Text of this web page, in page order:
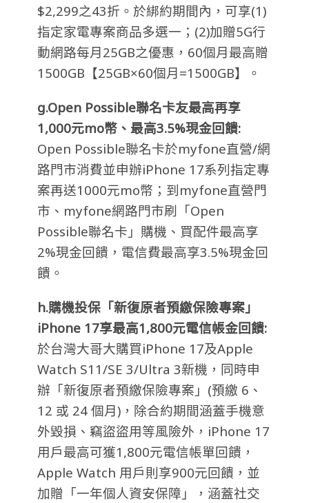
$2,299之43折。於綁約期間內，可享(1)
指定家電專案商品多選一；(2)加贈5G行
動網路每月25GB之優惠，60個月最高贈
1500GB【25GB×60個月=1500GB】。
g.Open Possible聯名卡友最高再享
1,000元mo幣、最高3.5%現金回饋:
Open Possible聯名卡於myfone直營/網
路門市消費並申辦iPhone 17系列指定專
案再送1000元mo幣；到myfone直營門
市、myfone網路門市刷「Open
Possible聯名卡」購機、買配件最高享
2%現金回饋，電信費最高享3.5%現金回
饋。
h.購機投保「新復原者預繳保險專案」
iPhone 17享最高1,800元電信帳金回饋:
於台灣大哥大購買iPhone 17及Apple
Watch S11/SE 3/Ultra 3新機，同時申
辦「新復原者預繳保險專案」(預繳 6、
12 或 24 個月)，除合約期間涵蓋手機意
外毀損、竊盜盜用等風險外，iPhone 17
用戶最高可獲1,800元電信帳單回饋，
Apple Watch 用戶則享900元回饋，並
加贈「一年個人資安保障」，涵蓋社交